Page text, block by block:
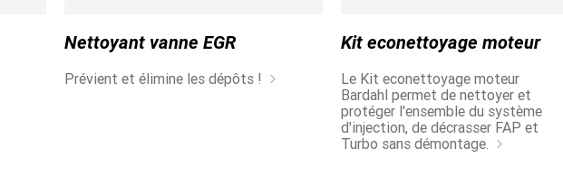
Nettoyant vanne EGR
Prévient et élimine les dépôts !
Kit econettoyage moteur
Le Kit econettoyage moteur
Bardahl permet de nettoyer et
protéger l'ensemble du système
d'injection, de décrasser FAP et
Turbo sans démontage.